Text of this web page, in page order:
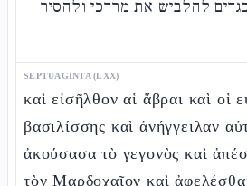
להלביש את מרדכי ולהסיר
SEPTUAGINTA (LXX)
καὶ εἰσῆλθον αἱ ἅβραι καὶ οἱ
βασιλίσσης καὶ ἀνήγγειλαν
ἀκούσασα τὸ γεγονὸς καὶ
τὸν Μαρδοχαῖον καὶ